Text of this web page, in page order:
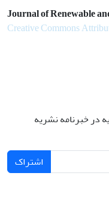
Journal of Renewable
Creative Commons
در خبرنامه نشریه
اشتراک